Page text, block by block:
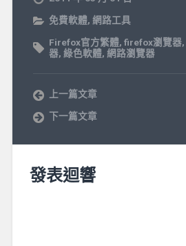
免費軟體, 網路工具
Firefox官方繁體, firefox瀏覽器,
器, 綠色軟體, 網路瀏覽器
上一篇文章
下一篇文章
發表迴響